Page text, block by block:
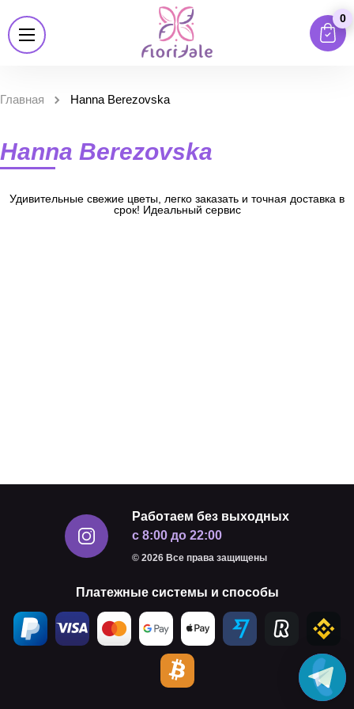
0
Главная Hanna Berezovska
Hanna Berezovska
Удивительные свежие цветы, легко заказать и точная доставка в
срок! Идеальный сервис
Работаем без выходных
с 8:00 до 22:00
© 2026 Все права защищены
Платежные системы и способы